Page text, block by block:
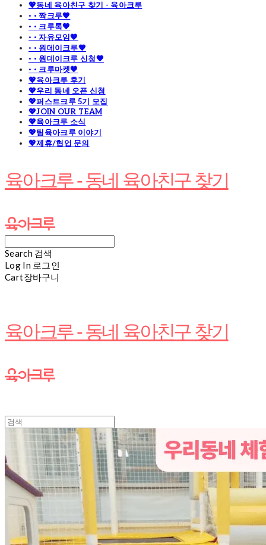
💖동네 육아친구 찾기 - 육아크루
· · 짝크루🧡
· · 크루톡🧡
· · 자유모임🧡
· · 원데이크루🧡
· · 원데이크루 신청🧡
· · 크루마켓🧡
💖육아크루 후기
💖우리 동네 오픈 신청
💖퍼스트크루 5기 모집
💖JOIN OUR TEAM
💖육아크루 소식
💖팀육아크루 이야기
💖제휴/협업 문의
육아크루 - 동네 육아친구 찾기
Search 검색
Log In 로그인
Cart장바구니
육아크루 - 동네 육아친구 찾기